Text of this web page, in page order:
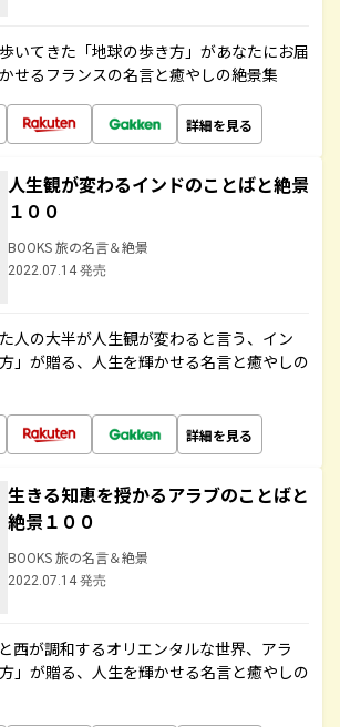
いてきた「地球の歩き方」があなたにお届
せるフランスの名言と癒やしの絶景集
詳細を見る
人生観が変わるインドのことばと絶景
１００
BOOKS 旅の名言＆絶景
2022.07.14 発売
人の大半が人生観が変わると言う、イン
」が贈る、人生を輝かせる名言と癒やしの
詳細を見る
生きる知恵を授かるアラブのことばと
絶景１００
BOOKS 旅の名言＆絶景
2022.07.14 発売
西が調和するオリエンタルな世界、アラ
」が贈る、人生を輝かせる名言と癒やしの